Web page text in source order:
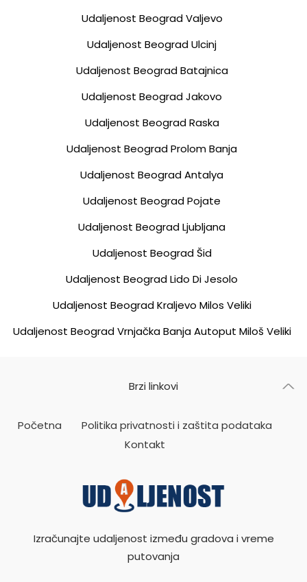
Udaljenost Beograd Valjevo
Udaljenost Beograd Ulcinj
Udaljenost Beograd Batajnica
Udaljenost Beograd Jakovo
Udaljenost Beograd Raska
Udaljenost Beograd Prolom Banja
Udaljenost Beograd Antalya
Udaljenost Beograd Pojate
Udaljenost Beograd Ljubljana
Udaljenost Beograd Šid
Udaljenost Beograd Lido Di Jesolo
Udaljenost Beograd Kraljevo Milos Veliki
Udaljenost Beograd Vrnjačka Banja Autoput Miloš Veliki
Brzi linkovi
Početna
Politika privatnosti i zaštita podataka
Kontakt
Izračunajte udaljenost između gradova i vreme
putovanja